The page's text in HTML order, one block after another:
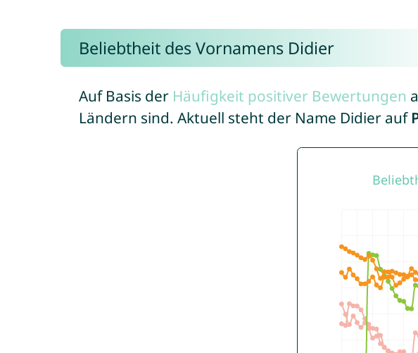
Beliebtheit des Vornamens Didier
Auf Basis der Häufigkeit positiver Bewertungen
Ländern sind. Aktuell steht der Name Didier auf